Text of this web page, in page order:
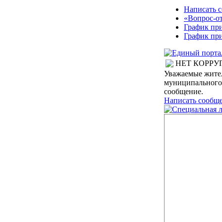
Написать
«Вопрос-
График
График
НЕТ
Уважаемые
сообщение.
Написать